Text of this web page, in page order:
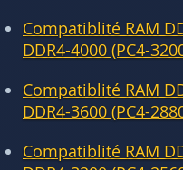
Compatiblité RAM
DDR4-4000 (PC4-
Compatiblité RAM
DDR4-3600 (PC4-
Compatiblité RAM